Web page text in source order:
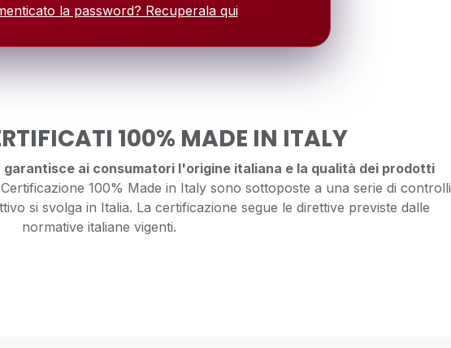
la password? Recuperala qui
100% MADE IN ITALY
garantisce ai consumatori l'origine italiana e la qualità dei prodotti
100% Made in Italy sono sottoposte a una serie di controlli
si svolga in Italia. La certificazione segue le direttive previste dalle
normative italiane vigenti.